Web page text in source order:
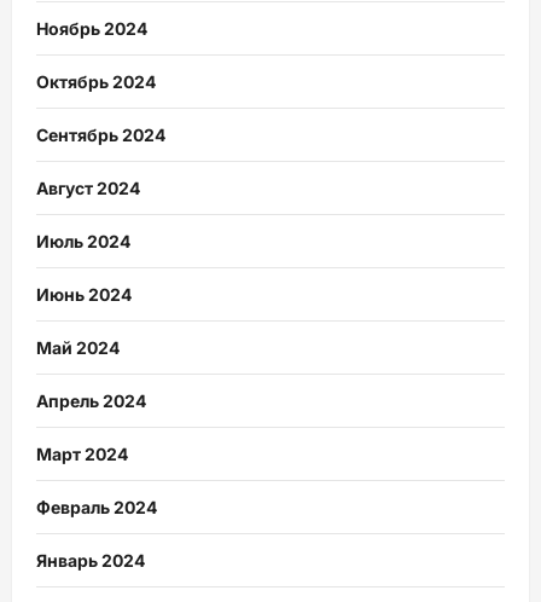
Ноябрь 2024
Октябрь 2024
Сентябрь 2024
Август 2024
Июль 2024
Июнь 2024
Май 2024
Апрель 2024
Март 2024
Февраль 2024
Январь 2024